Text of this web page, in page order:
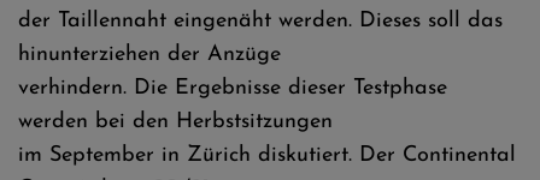
der Taillennaht eingenäht werden. Dieses soll das
hinunterziehen der Anzüge
verhindern. Die Ergebnisse dieser Testphase
werden bei den Herbstsitzungen
im September in Zürich diskutiert. Der Continental